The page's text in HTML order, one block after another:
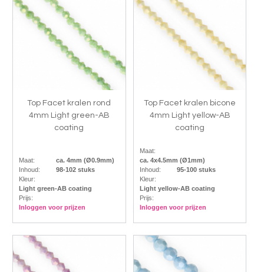
Top Facet kralen rond
4mm Light green-AB
coating
Maat:
ca. 4mm (Ø0.9mm)
Inhoud:
98-102 stuks
Kleur:
Light green-AB coating
Prijs:
Inloggen voor prijzen
Top Facet kralen bicone
4mm Light yellow-AB
coating
Maat:
ca. 4x4.5mm (Ø1mm)
Inhoud:
95-100 stuks
Kleur:
Light yellow-AB coating
Prijs:
Inloggen voor prijzen